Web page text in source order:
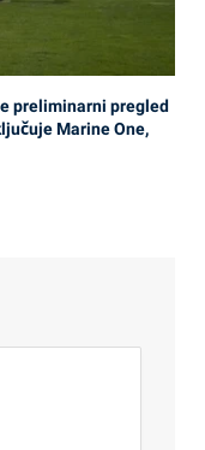
preliminarni pregled
Marine One,